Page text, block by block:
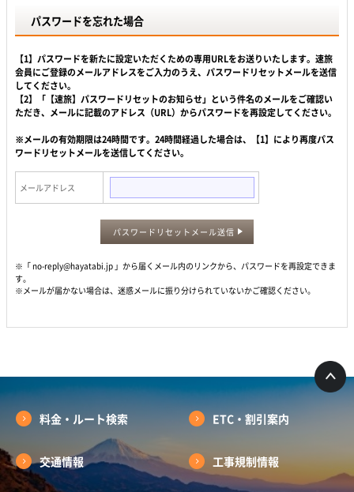
パスワードを忘れた場合
【1】パスワードを新たに設定いただくための専用URLをお送りいたします。速旅
会員にご登録のメールアドレスをご入力のうえ、パスワードリセットメールを送信
してください。
【2】「【速旅】パスワードリセットのお知らせ」という件名のメールをご確認い
ただき、メールに記載のアドレス（URL）からパスワードを再設定してください。
※メールの有効期限は24時間です。24時間経過した場合は、【1】により再度パス
ワードリセットメールを送信してください。
メールアドレス
パスワードリセットメール送信
※「 no-reply@hayatabi.jp 」から届くメール内のリンクから、パスワードを再設定できま
す。
※メールが届かない場合は、迷惑メールに振り分けられていないかご確認ください。
料金・ルート検索 ETC・割引案内
交通情報 工事規制情報